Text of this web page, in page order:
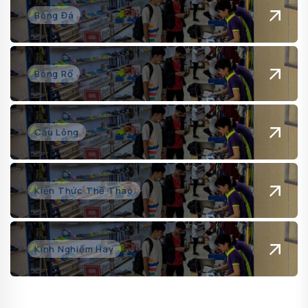
Bóng Đá
Bóng Rổ
Cầu Lông
Kiến Thức Thể Thao
Kinh Nghiệm Hay